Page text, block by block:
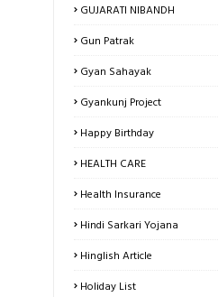
GUJARATI NIBANDH
Gun Patrak
Gyan Sahayak
Gyankunj Project
Happy Birthday
HEALTH CARE
Health Insurance
Hindi Sarkari Yojana
Hinglish Article
Holiday List